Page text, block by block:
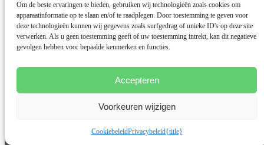
Om de beste ervaringen te bieden, gebruiken wij technologieën zoals cookies om
apparaatinformatie op te slaan en/of te raadplegen. Door toestemming te geven voor
deze technologieën kunnen wij gegevens zoals surfgedrag of unieke ID's op deze site
verwerken. Als u geen toestemming geeft of uw toestemming intrekt, kan dit negatieve
gevolgen hebben voor bepaalde kenmerken en functies.
Accepteren
Voorkeuren wijzigen
CookiebeleidPrivacybeleid{title}